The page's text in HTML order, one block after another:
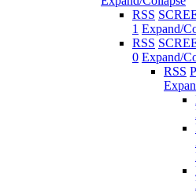
RSS
1 Expand/
RSS
0 Expand/
RSS